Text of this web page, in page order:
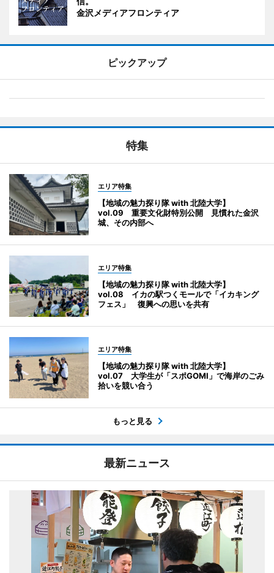
金沢メディアフロンティア
ピックアップ
特集
エリア特集
【地域の魅力探り隊 with 北陸大学】
vol.09 重要文化財特別公開 見慣れた金沢
城、その内部へ
エリア特集
【地域の魅力探り隊 with 北陸大学】
vol.08 イカの駅つくモールで「イカキング
フェス」 復興への思いを共有
エリア特集
【地域の魅力探り隊 with 北陸大学】
vol.07 大学生が「スポGOMI」で海岸のごみ
拾いを競い合う
もっと見る
最新ニュース